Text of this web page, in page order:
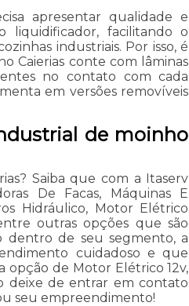
apresentar qualidade e
facilitando o
industriais. Por isso, é
Caierias conte com lâminas
no contato com cada
em versões removíveis
de moinho
Saiba que com a Itaserv
De Facas, Máquinas E
Hidráulico, Motor Elétrico
outras opções que são
dentro de seu segmento, a
cuidadoso e que
opção de Motor Elétrico 12v,
deixe de entrar em contato
seu empreendimento!